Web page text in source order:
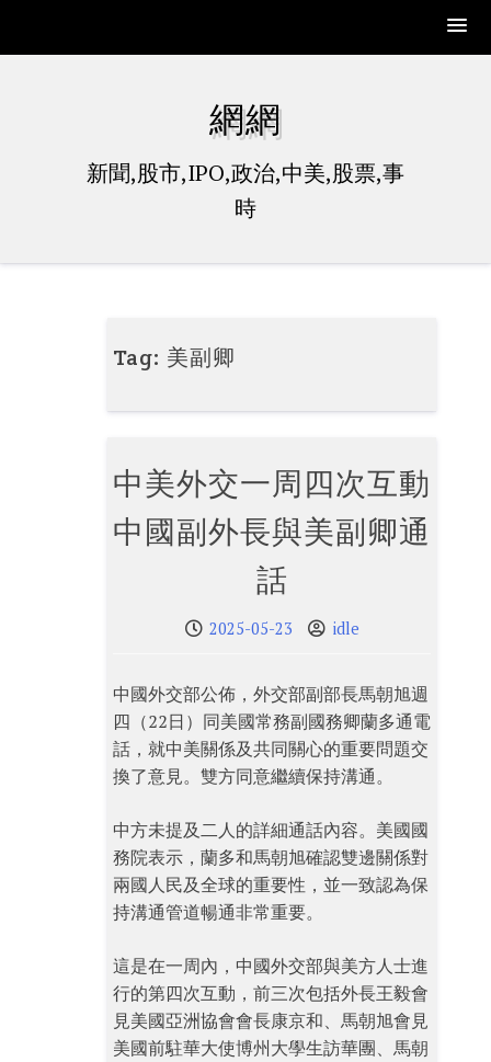
網網
新聞,股市,IPO,政治,中美,股票,事
時
Tag: 美副卿
中美外交一周四次互動
中國副外長與美副卿通
話
2025-05-23 idle
中國外交部公佈，外交部副部長馬朝旭週
四（22日）同美國常務副國務卿蘭多通電
話，就中美關係及共同關心的重要問題交
換了意見。雙方同意繼續保持溝通。
中方未提及二人的詳細通話內容。美國國
務院表示，蘭多和馬朝旭確認雙邊關係對
兩國人民及全球的重要性，並一致認為保
持溝通管道暢通非常重要。
這是在一周內，中國外交部與美方人士進
行的第四次互動，前三次包括外長王毅會
見美國亞洲協會會長康京和、馬朝旭會見
美國前駐華大使博州大學生訪華團、馬朝